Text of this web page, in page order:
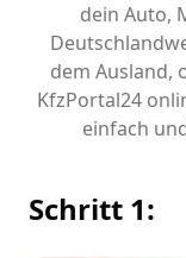
dein Auto,
dem Ausland,
KfzPortal24
einfach
Schritt 1: